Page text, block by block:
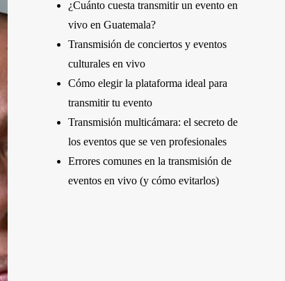
¿Cuánto cuesta transmitir un evento en
vivo en Guatemala?
Transmisión de conciertos y eventos
culturales en vivo
Cómo elegir la plataforma ideal para
transmitir tu evento
Transmisión multicámara: el secreto de
los eventos que se ven profesionales
Errores comunes en la transmisión de
eventos en vivo (y cómo evitarlos)